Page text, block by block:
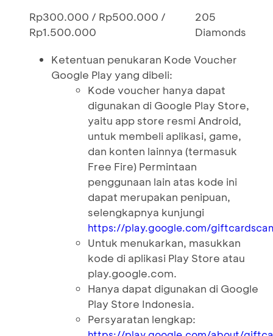
Rp300.000 / Rp500.000 /
Rp1.500.000
205
Diamonds
Ketentuan penukaran Kode Voucher
Google Play yang dibeli:
Kode voucher hanya dapat
digunakan di Google Play Store,
yaitu app store resmi Android,
untuk membeli aplikasi, game,
dan konten lainnya (termasuk
Free Fire) Permintaan
penggunaan lain atas kode ini
dapat merupakan penipuan,
selengkapnya kunjungi
https://play.google.com/
Untuk menukarkan, masukkan
kode di aplikasi Play Store atau
play.google.com.
Hanya dapat digunakan di Google
Play Store Indonesia.
Persyaratan lengkap: